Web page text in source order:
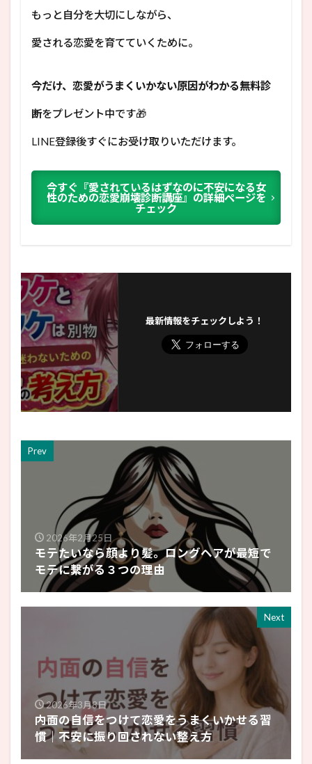
もっと自分を大切にしながら、
愛される恋愛を育てていくために。
今だけ、恋愛がうまくいかない原因がわかる無料診
断をプレゼント中です🎁
LINE登録後すぐにお受け取りいただけます。
今すぐ『愛されているはずなのに不安になる女
性のための恋愛崩壊診断講座』の詳細ページを
チェック
最新情報をチェックしよう！
Prev
2026年2月25日
モテたいなら顔より髪。ロングヘアが最短で
モテに繋がる３つの理由
Next
2026年3月8日
内面の自信をつけて恋愛をうまくいかせる習
慣｜不安に振り回されない整え方